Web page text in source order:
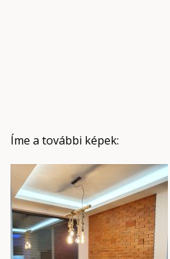
Íme a további képek: